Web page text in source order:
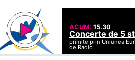
ACUM: 15.30
Concerte de 5
primite prin Uniunea
de Radio